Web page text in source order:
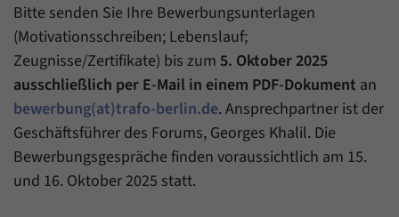
Bitte senden Sie Ihre Bewerbungsunterlagen
(Motivationsschreiben; Lebenslauf;
Zeugnisse/Zertifikate) bis zum 5. Oktober 2025
ausschließlich per E-Mail in einem PDF-Dokument an
bewerbung(at)trafo-berlin.de. Ansprechpartner ist der
Geschäftsführer des Forums, Georges Khalil. Die
Bewerbungsgespräche finden voraussichtlich am 15.
und 16. Oktober 2025 statt.